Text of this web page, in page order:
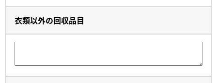
衣類以外の回収品目